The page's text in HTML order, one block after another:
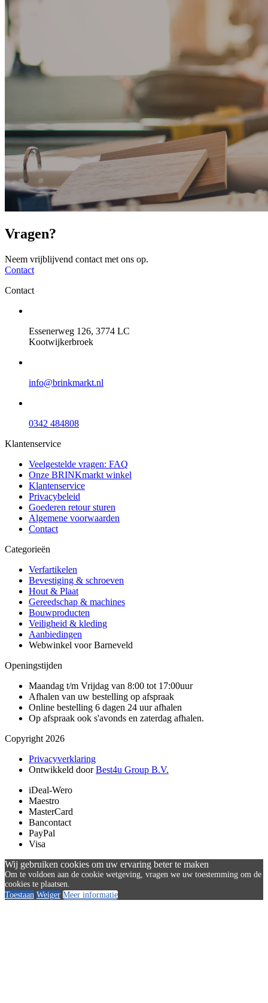
Vragen?
Neem vrijblijvend contact met ons op.
Contact
Contact
Essenerweg 126, 3774 LC
Kootwijkerbroek
info@brinkmarkt.nl
0342 484808
Klantenservice
Veelgestelde vragen: FAQ
Onze BRINKmarkt winkel
Klantenservice
Privacybeleid
Goederen retour sturen
Algemene voorwaarden
Contact
Categorieën
Verfartikelen
Bevestiging & schroeven
Hout & Plaat
Gereedschap & machines
Bouwproducten
Veiligheid & kleding
Aanbiedingen
Webwinkel voor Barneveld
Openingstijden
Maandag t/m Vrijdag van 8:00 tot 17:00uur
Afhalen van uw bestelling op afspraak
Online bestelling 6 dagen 24 uur afhalen
Op afspraak ook s'avonds en zaterdag afhalen.
Copyright 2026
Privacyverklaring
Ontwikkeld doorBest4u Group B.V.
iDeal-Wero
Maestro
MasterCard
Bancontact
PayPal
Visa
Wij gebruiken cookies om uw ervaring beter te maken
Om te voldoen aan de cookie wetgeving, vragen we uw toestemming om de
cookies te plaatsen.
Toestaan Weiger Meer informatie